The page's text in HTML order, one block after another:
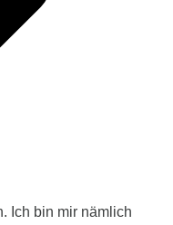
Ich bin mir nämlich